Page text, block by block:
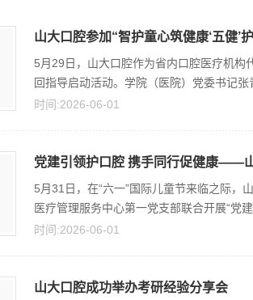
山大口腔参加“智护童心筑健康‘五健’
5月29日，山大口腔作为省内口腔医疗机构
回指导启动活动。学院（医院）党委书记
时间:2026-06-01
党建引领护口腔 携手同行促健康——
5月31日，在“六一”国际儿童节来临之际，
医疗管理服务中心第一党支部联合开展“党
时间:2026-06-01
山大口腔成功举办考研经验分享会